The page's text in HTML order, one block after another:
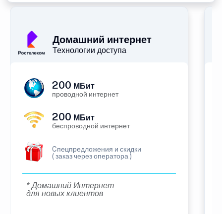
Домашний интернет
Технологии доступа
200 МБит
проводной интернет
200 МБит
беспроводной интернет
Cпецпредложения и скидки
( заказ через оператора )
* Домашний Интернет
для новых клиентов